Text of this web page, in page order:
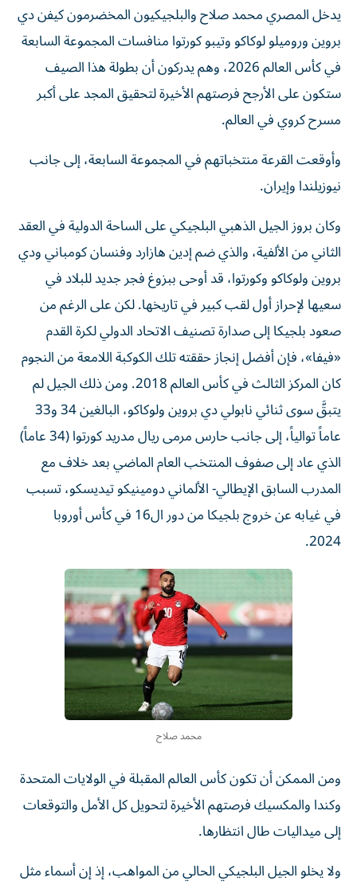
يدخل المصري محمد صلاح والبلجيكيون المخضرمون كيفن دي
بروين وروميلو لوكاكو وتيبو كورتوا منافسات المجموعة السابعة
في كأس العالم 2026، وهم يدركون أن بطولة هذا الصيف
ستكون على الأرجح فرصتهم الأخيرة لتحقيق المجد على أكبر
مسرح كروي في العالم.
وأوقعت القرعة منتخباتهم في المجموعة السابعة، إلى جانب
نيوزيلندا وإيران.
وكان بروز الجيل الذهبي البلجيكي على الساحة الدولية في العقد
الثاني من الألفية، والذي ضم إدين هازارد وفنسان كومباني ودي
بروين ولوكاكو وكورتوا، قد أوحى ببزوغ فجر جديد للبلاد في
سعيها لإحراز أول لقب كبير في تاريخها. لكن على الرغم من
صعود بلجيكا إلى صدارة تصنيف الاتحاد الدولي لكرة القدم
«فيفا»، فإن أفضل إنجاز حققته تلك الكوكبة اللامعة من النجوم
كان المركز الثالث في كأس العالم 2018. ومن ذلك الجيل لم
يتبقَّ سوى ثنائي نابولي دي بروين ولوكاكو، البالغين 34 و33
عاماً توالياً، إلى جانب حارس مرمى ريال مدريد كورتوا (34 عاماً)
الذي عاد إلى صفوف المنتخب العام الماضي بعد خلاف مع
المدرب السابق الإيطالي- الألماني دومينيكو تيديسكو، تسبب
في غيابه عن خروج بلجيكا من دور ال16 في كأس أوروبا
2024.
محمد صلاح
ومن الممكن أن تكون كأس العالم المقبلة في الولايات المتحدة
وكندا والمكسيك فرصتهم الأخيرة لتحويل كل الأمل والتوقعات
إلى ميداليات طال انتظارها.
ولا يخلو الجيل البلجيكي الحالي من المواهب، إذ إن أسماء مثل